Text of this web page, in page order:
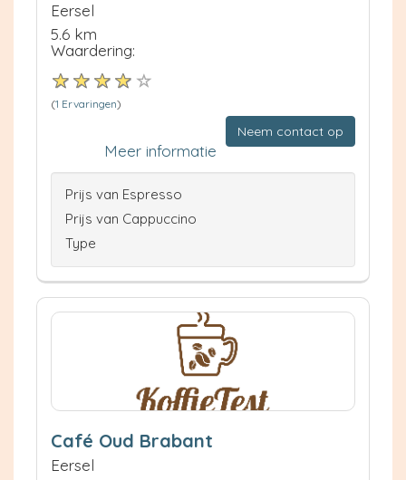
Eersel
5.6 km
Waardering:
(1 Ervaringen)
Neem contact op
Meer informatie
Prijs van Espresso
Prijs van Cappuccino
Type
Café Oud Brabant
Eersel